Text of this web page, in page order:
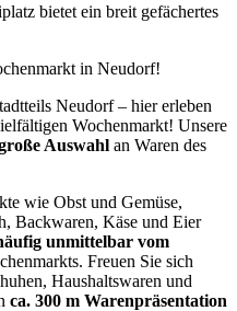
bietet ein breit gefächertes
in Neudorf!
Neudorf – hier erleben
Wochenmarkt! Unsere
Auswahl an Waren des
wie Obst und Gemüse,
Backwaren, Käse und Eier
unmittelbar vom
Freuen Sie sich
Haushaltswaren und
ca. 300 m Warenpräsentation